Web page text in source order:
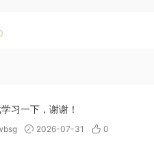
习一下，谢谢！
2026-07-31 0